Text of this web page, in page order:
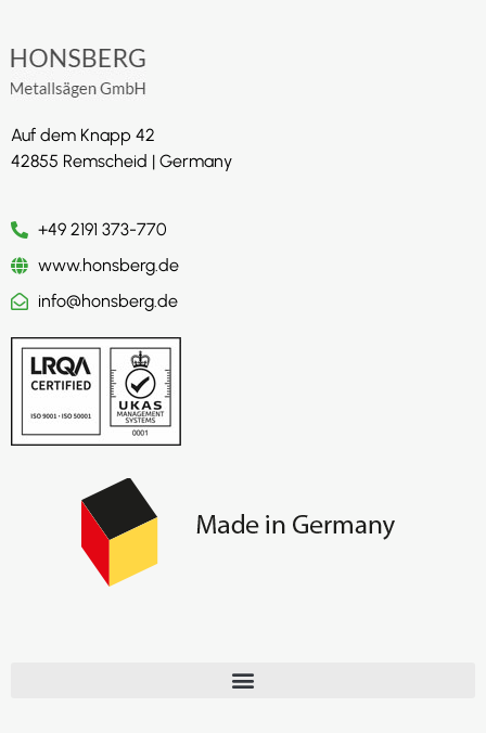
Auf dem Knapp 42
42855 Remscheid | Germany
+49 2191 373-770
www.honsberg.de
info@honsberg.de